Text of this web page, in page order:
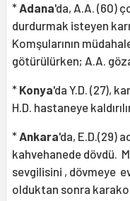
*Adana'da, A.A. (60)
durdurmak isteyen
Komşularının
götürülürken; A.A.
* Konya'da Y.D. (27),
H.D. hastaneye
*Ankara'da, E.D.(29)
kahvehanede dövdü.
sevgilisini , dövmeye
olduktan sonra